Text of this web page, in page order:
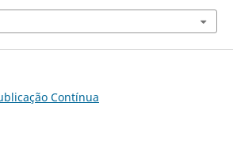
Contínua